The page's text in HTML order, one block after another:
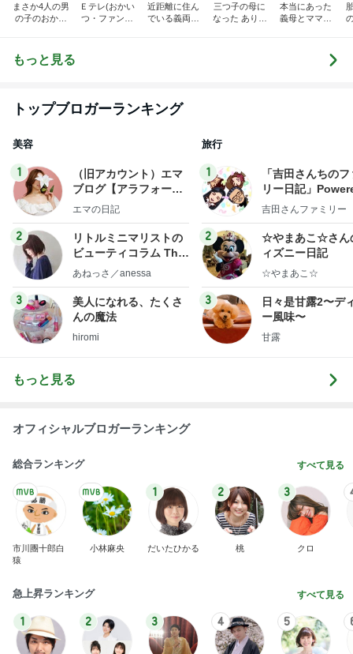
まさか4人の男
の子のおかあ
Ｅテレ(おかい
つ・ファンタ
近距離に住ん
でいる義両親
三つ子の母に
なった ありつ
本当にあった
義母とママ友
もっと見る
トップブロガーランキング
美容
1
（旧アカウント）エマ
ブログ【アラフォー会
社売却セカンドライ
エマの日記
2
リトルミニマリストの
ビューティコラム The
little minimalist's bea
あねっさ／anessa
3
美人になれる、たくさ
んの魔法
hiromi
旅行
1
「吉田さんちの
リー日記」
y Ameba 吉田さ
ログ
吉田さんファミリー
2
☆やまあこ☆さん
ィズニー日記
☆やまあこ☆
3
日々是甘露2〜デ
ー風味〜
甘露
もっと見る
オフィシャルブロガーランキング
総合ランキング すべて見る
市川團十郎白
猿
小林麻央
1
だいたひかる
2
桃
3
クロ
急上昇ランキング すべて見る
1 2 3 4 5